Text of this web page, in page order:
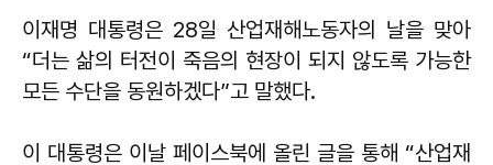
이재명 대통령은 28일 산업재해노동자의 날을 맞아
“더는 삶의 터전이 죽음의 현장이 되지 않도록 가능한
모든 수단을 동원하겠다”고 말했다.
이 대통령은 이날 페이스북에 올린 글을 통해 “산업재